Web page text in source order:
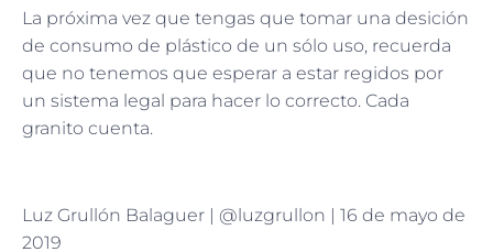
La próxima vez que tengas que tomar una desición
de consumo de plástico de un sólo uso, recuerda
que no tenemos que esperar a estar regidos por
un sistema legal para hacer lo correcto. Cada
granito cuenta.
Luz Grullón Balaguer | @luzgrullon | 16 de mayo de
2019